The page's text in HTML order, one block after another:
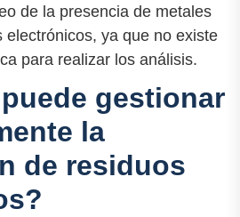
de la presencia de metales
electrónicos, ya que no existe
para realizar los análisis.
gestionar
la
de residuos